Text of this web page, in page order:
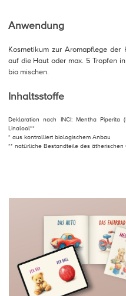
Anwendung
Kosmetikum zur Aromapflege der
auf die Haut oder max. 5 Tropfen
bio mischen.
Inhaltsstoffe
Deklaration nach INCI: Mentha Piperita
Linalool**
* aus kontrolliert biologischem Anbau
** natürliche Bestandteile des ätherischen